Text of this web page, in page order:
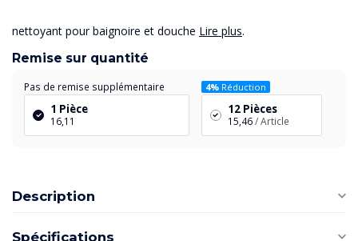
nettoyant pour baignoire et douche Lire plus.
Remise sur quantité
Pas de remise supplémentaire
1 Pièce
16,11
4%Réduction
12 Pièces
15,46 / Article
Description
Spécifications